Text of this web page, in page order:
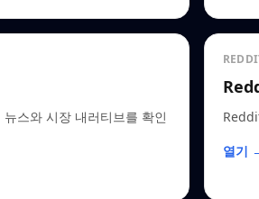
스와 시장 내러티브를 확인
열기